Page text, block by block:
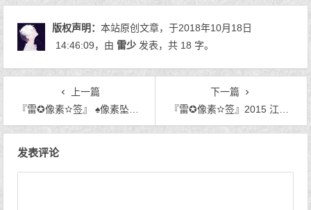
版权声明：本站原创文章，于2018年10月18日
14:46:09，由 雷少 发表，共 18 字。
上一篇
『雷✪像素✫签』 ♠像素坠子♠
下一篇
『雷✪像素✫签』2015 江湖边 Q 版新年论坛签名套装
发表评论